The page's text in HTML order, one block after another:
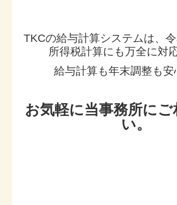
TKCの給与計算システムは、
所得税計算にも万全に対
給与計算も年末調整も安
お気軽に当事務所にご
い。